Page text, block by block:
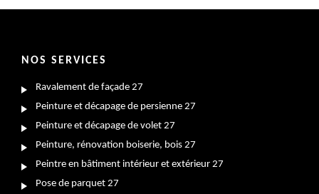
NOS SERVICES
Ravalement de façade 27
Peinture et décapage de persienne 27
Peinture et décapage de volet 27
Peinture, rénovation boiserie, bois 27
Peintre en bâtiment intérieur et extérieur 27
Pose de parquet 27